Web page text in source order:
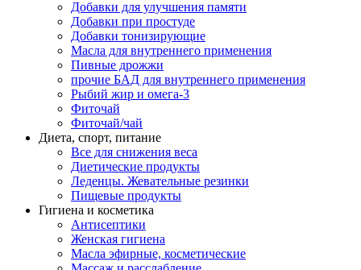
Добавки для улучшения памяти
Добавки при простуде
Добавки тонизирующие
Масла для внутреннего применения
Пивные дрожжи
прочие БАД для внутреннего применения
Рыбий жир и омега-3
Фиточай
Фиточай/чай
Диета, спорт, питание
Все для снижения веса
Диетические продукты
Леденцы. Жевательные резинки
Пищевые продукты
Гигиена и косметика
Антисептики
Женская гигиена
Масла эфирные, косметические